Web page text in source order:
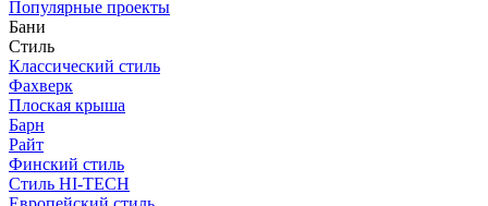
Популярные проекты
Бани
Стиль
Классический стиль
Фахверк
Плоская крыша
Барн
Райт
Финский стиль
Стиль HI-TECH